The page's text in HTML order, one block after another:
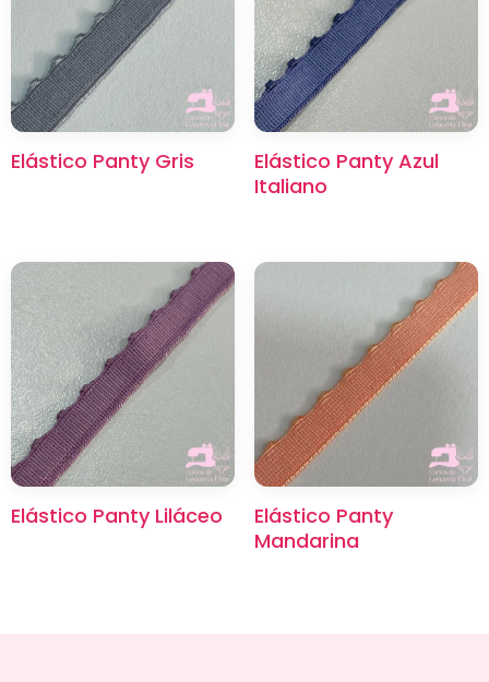
Elástico Panty Gris
Elástico Panty Azul
Italiano
Elástico Panty Liláceo
Elástico Panty
Mandarina
×